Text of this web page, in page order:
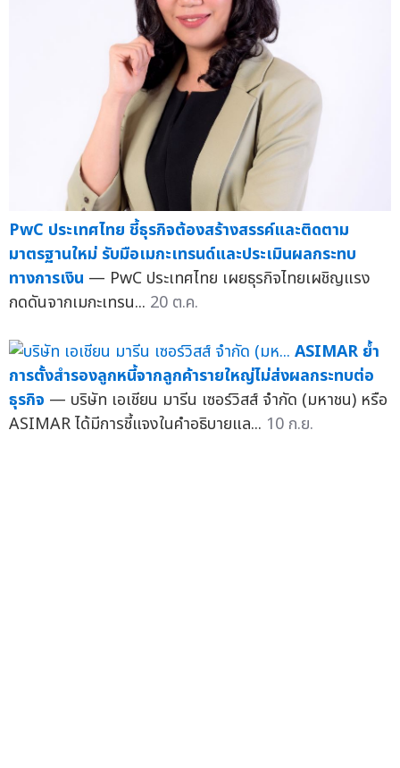
PwC ประเทศไทย ชี้ธุรกิจต้องสร้างสรรค์และติดตาม
มาตรฐานใหม่ รับมือเมกะเทรนด์และประเมินผลกระทบ
ทางการเงิน — PwC ประเทศไทย เผยธุรกิจไทยเผชิญแรง
กดดันจากเมกะเทรน... 20 ต.ค.
ASIMAR ย้ำ
การตั้งสำรองลูกหนี้จากลูกค้ารายใหญ่ไม่ส่งผลกระทบต่อ
ธุรกิจ — บริษัท เอเชียน มารีน เซอร์วิสส์ จำกัด (มหาชน) หรือ
ASIMAR ได้มีการชี้แจงในคำอธิบายแล... 10 ก.ย.